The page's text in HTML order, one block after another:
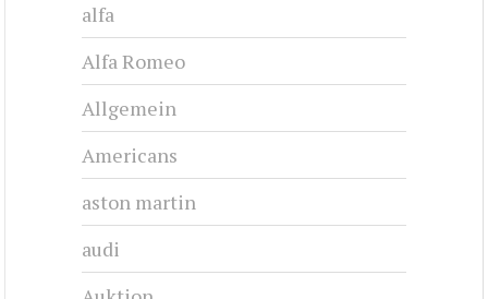
alfa
Alfa Romeo
Allgemein
Americans
aston martin
audi